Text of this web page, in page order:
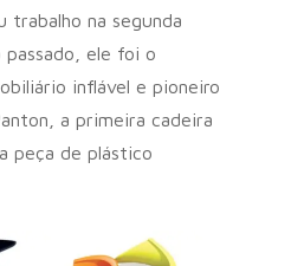
trabalho na segunda
ele foi o
inflável e pioneiro
a primeira cadeira
peça de plástico